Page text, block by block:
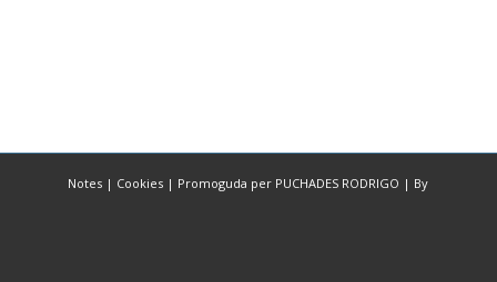
Notes | Cookies | Promoguda per PUCHADES RODRIGO | By